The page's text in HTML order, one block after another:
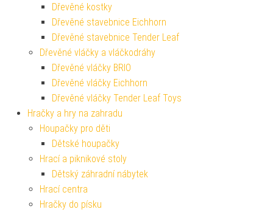
Dřevěné kostky
Dřevěné stavebnice Eichhorn
Dřevěné stavebnice Tender Leaf
Dřevěné vláčky a vláčkodráhy
Dřevěné vláčky BRIO
Dřevěné vláčky Eichhorn
Dřevěné vláčky Tender Leaf Toys
Hračky a hry na zahradu
Houpačky pro děti
Dětské houpačky
Hrací a piknikové stoly
Dětský záhradní nábytek
Hrací centra
Hračky do písku